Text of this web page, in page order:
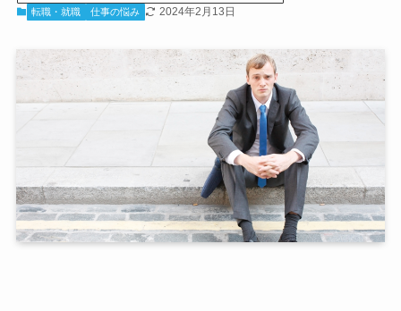
転職・就職 仕事の悩み 2024年2月13日